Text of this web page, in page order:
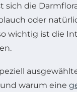
sich die
oder
ist die
warum eine